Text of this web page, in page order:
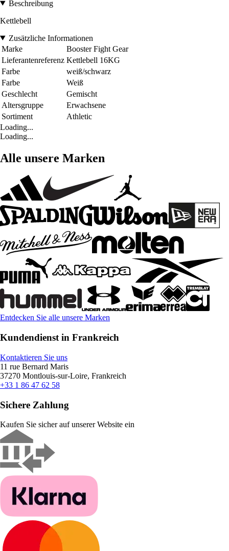
Beschreibung
Kettlebell
Zusätzliche Informationen
Marke
Booster Fight Gear
Lieferantenreferenz Kettlebell 16KG
Farbe
weiß/schwarz
Farbe
Weiß
Geschlecht
Gemischt
Altersgruppe
Erwachsene
Sortiment
Athletic
Loading...
Loading...
Alle unsere Marken
Entdecken Sie alle unsere Marken
Kundendienst in Frankreich
Kontaktieren Sie uns
11 rue Bernard Maris
37270 Montlouis-sur-Loire, Frankreich
+33 1 86 47 62 58
Sichere Zahlung
Kaufen Sie sicher auf unserer Website ein